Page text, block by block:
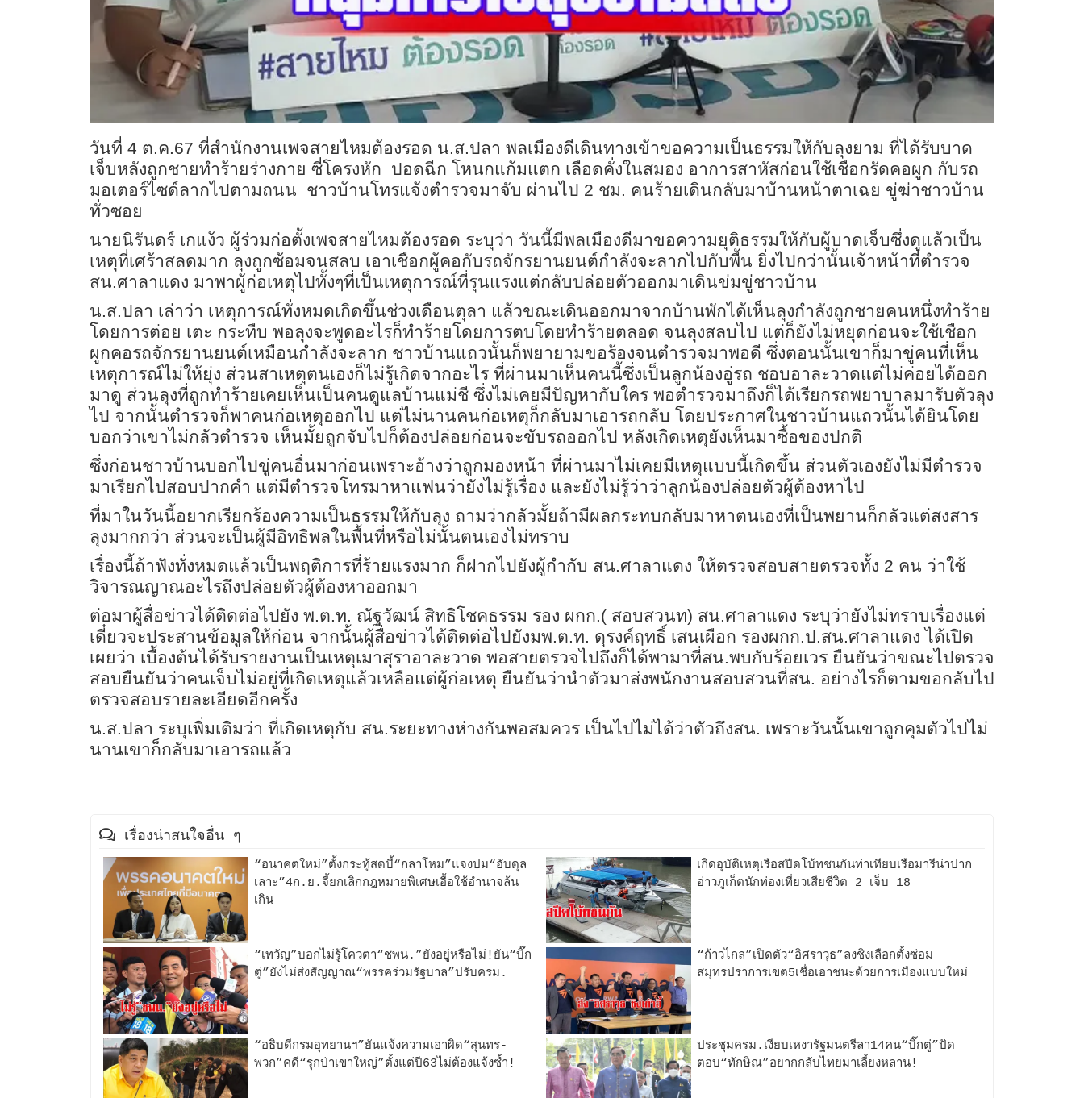
วันที่ 4 ต.ค.67 ที่สำนักงานเพจสายไหมต้องรอด น.ส.ปลา พลเมืองดีเดินทางเข้าขอความเป็นธรรมให้กับลุงยาม ที่ได้รับบาด
เจ็บหลังถูกชายทำร้ายร่างกาย ซี่โครงหัก ปอดฉีก โหนกแก้มแตก เลือดคั่งในสมอง อาการสาหัสก่อนใช้เชือกรัดคอผูก กับรถ
มอเตอร์ไซด์ลากไปตามถนน ชาวบ้านโทรแจ้งตำรวจมาจับ ผ่านไป 2 ชม. คนร้ายเดินกลับมาบ้านหน้าตาเฉย ขู่ฆ่าชาวบ้าน
ทั่วซอย
นายนิรันดร์ เกแง้ว ผู้ร่วมก่อตั้งเพจสายไหมต้องรอด ระบุว่า วันนี้มีพลเมืองดีมาขอความยุติธรรมให้กับผู้บาดเจ็บซึ่งดูแล้วเป็น
เหตุที่เศร้าสลดมาก ลุงถูกซ้อมจนสลบ เอาเชือกผู้คอกับรถจักรยานยนต์กำลังจะลากไปกับพื้น ยิ่งไปกว่านั้นเจ้าหน้าที่ตำรวจ
สน.ศาลาแดง มาพาผู้ก่อเหตุไปทั้งๆที่เป็นเหตุการณ์ที่รุนแรงแต่กลับปล่อยตัวออกมาเดินข่มขู่ชาวบ้าน
น.ส.ปลา เล่าว่า เหตุการณ์ทั่งหมดเกิดขึ้นช่วงเดือนตุลา แล้วขณะเดินออกมาจากบ้านพักได้เห็นลุงกำลังถูกชายคนหนึ่งทำร้าย
โดยการต่อย เตะ กระทืบ พอลุงจะพูดอะไรก็ทำร้ายโดยการตบโดยทำร้ายตลอด จนลุงสลบไป แต่ก็ยังไม่หยุดก่อนจะใช้เชือก
ผูกคอรถจักรยานยนต์เหมือนกำลังจะลาก ชาวบ้านแถวนั้นก็พยายามขอร้องจนตำรวจมาพอดี ซึ่งตอนนั้นเขาก็มาขู่คนที่เห็น
เหตุการณ์ไม่ให้ยุ่ง ส่วนสาเหตุตนเองก็ไม่รู้เกิดจากอะไร ที่ผ่านมาเห็นคนนี้ซึ่งเป็นลูกน้องอู่รถ ชอบอาละวาดแต่ไม่ค่อยได้ออก
มาดู ส่วนลุงที่ถูกทำร้ายเคยเห็นเป็นคนดูแลบ้านแม่ชี ซึ่งไม่เคยมีปัญหากับใคร พอตำรวจมาถึงก็ได้เรียกรถพยาบาลมารับตัวลุง
ไป จากนั้นตำรวจก็พาคนก่อเหตุออกไป แต่ไม่นานคนก่อเหตุก็กลับมาเอารถกลับ โดยประกาศในชาวบ้านแถวนั้นได้ยินโดย
บอกว่าเขาไม่กลัวตำรวจ เห็นมั้ยถูกจับไปก็ต้องปล่อยก่อนจะขับรถออกไป หลังเกิดเหตุยังเห็นมาซื้อของปกติ
ซึ่งก่อนชาวบ้านบอกไปขู่คนอื่นมาก่อนเพราะอ้างว่าถูกมองหน้า ที่ผ่านมาไม่เคยมีเหตุแบบนี้เกิดขึ้น ส่วนตัวเองยังไม่มีตำรวจ
มาเรียกไปสอบปากคำ แต่มีตำรวจโทรมาหาแฟนว่ายังไม่รู้เรื่อง และยังไม่รู้ว่าว่าลูกน้องปล่อยตัวผู้ต้องหาไป
ที่มาในวันนี้อยากเรียกร้องความเป็นธรรมให้กับลุง ถามว่ากลัวมั้ยถ้ามีผลกระทบกลับมาหาตนเองที่เป็นพยานก็กลัวแต่สงสาร
ลุงมากกว่า ส่วนจะเป็นผู้มีอิทธิพลในพื้นที่หรือไม่นั้นตนเองไม่ทราบ
เรื่องนี้ถ้าฟังทั่งหมดแล้วเป็นพฤติการที่ร้ายแรงมาก ก็ฝากไปยังผู้กำกับ สน.ศาลาแดง ให้ตรวจสอบสายตรวจทั้ง 2 คน ว่าใช้
วิจารณญาณอะไรถึงปล่อยตัวผู้ต้องหาออกมา
ต่อมาผู้สื่อข่าวได้ติดต่อไปยัง พ.ต.ท. ณัฐวัฒน์ สิทธิโชคธรรม รอง ผกก.( สอบสวนท) สน.ศาลาแดง ระบุว่ายังไม่ทราบเรื่องแต่
เดี๋ยวจะประสานข้อมูลให้ก่อน จากนั้นผู้สื่อข่าวได้ติดต่อไปยังมพ.ต.ท. ดุรงค์ฤทธิ์ เสนเผือก รองผกก.ป.สน.ศาลาแดง ได้เปิด
เผยว่า เบื้องต้นได้รับรายงานเป็นเหตุเมาสุราอาละวาด พอสายตรวจไปถึงก็ได้พามาที่สน.พบกับร้อยเวร ยืนยันว่าขณะไปตรวจ
สอบยืนยันว่าคนเจ็บไม่อยู่ที่เกิดเหตุแล้วเหลือแต่ผู้ก่อเหตุ ยืนยันว่านำตัวมาส่งพนักงานสอบสวนที่สน. อย่างไรก็ตามขอกลับไป
ตรวจสอบรายละเอียดอีกครั้ง
น.ส.ปลา ระบุเพิ่มเติมว่า ที่เกิดเหตุกับ สน.ระยะทางห่างกันพอสมควร เป็นไปไม่ได้ว่าตัวถึงสน. เพราะวันนั้นเขาถูกคุมตัวไปไม่
นานเขาก็กลับมาเอารถแล้ว
เรื่องน่าสนใจอื่น ๆ
“อนาคตใหม่”ตั้งกระทู้สดบี้“กลาโหม”แจงปม“อับดุล
เลาะ”4ก.ย.จี้ยกเลิกกฎหมายพิเศษเอื้อใช้อำนาจล้น
เกิน
เกิดอุบัติเหตุเรือสปีดโบ้ทชนกันท่าเทียบเรือมารีน่าปาก
อ่าวภูเก็ตนักท่องเที่ยวเสียชีวิต 2 เจ็บ 18
“เทวัญ”บอกไม่รู้โควตา“ชพน.”ยังอยู่หรือไม่!ยัน“บิ๊ก
ตู่”ยังไม่ส่งสัญญาณ“พรรคร่วมรัฐบาล”ปรับครม.
“ก้าวไกล”เปิดตัว“อิศราวุธ”ลงชิงเลือกตั้งซ่อม
สมุทรปราการเขต5เชื่อเอาชนะด้วยการเมืองแบบใหม่
“อธิบดีกรมอุทยานฯ”ยันแจ้งความเอาผิด“สุนทร-
พวก”คดี“รุกป่าเขาใหญ่”ตั้งแต่ปี63ไม่ต้องแจ้งซ้ำ!
ประชุมครม.เงียบเหงารัฐมนตรีลา14คน“บิ๊กตู่”ปัด
ตอบ“ทักษิณ”อยากกลับไทยมาเลี้ยงหลาน!